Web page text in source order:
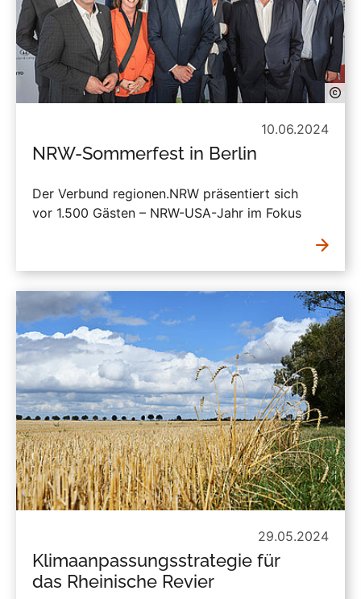
10.06.2024
NRW-Sommerfest in Berlin
Der Verbund regionen.NRW präsentiert sich
vor 1.500 Gästen – NRW-USA-Jahr im Fokus
29.05.2024
Klimaanpassungsstrategie für
das Rheinische Revier